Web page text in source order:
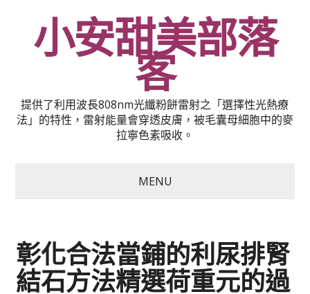
小安甜美部落
客
提供了利用波長808nm光纖粉餅雷射之「選擇性光熱療
法」的特性，雷射能量會穿透皮膚，被毛囊母細胞中的麥
拉寧色素吸收。
MENU
彰化合法當鋪的利尿排腎
結石方法精選荷重元的過